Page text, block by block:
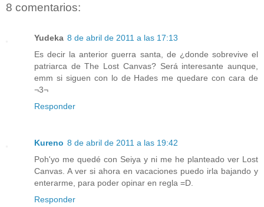
8 comentarios:
Yudeka 8 de abril de 2011 a las 17:13
Es decir la anterior guerra santa, de ¿donde sobrevive el
patriarca de The Lost Canvas? Será interesante aunque,
emm si siguen con lo de Hades me quedare con cara de
¬3¬
Responder
Kureno 8 de abril de 2011 a las 19:42
Poh'yo me quedé con Seiya y ni me he planteado ver Lost
Canvas. A ver si ahora en vacaciones puedo irla bajando y
enterarme, para poder opinar en regla =D.
Responder